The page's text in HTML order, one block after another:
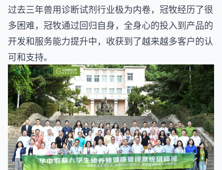
过去三年兽用诊断试剂行业极为内卷，冠牧经历了很
多困难，冠牧通过回归自身，全身心的投入到产品的
开发和服务能力提升中，收获到了越来越多客户的认
可和支持。